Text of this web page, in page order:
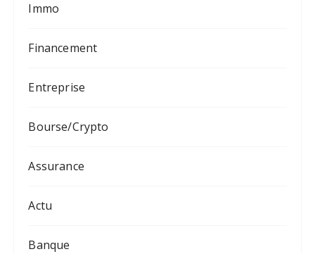
Immo
Financement
Entreprise
Bourse/Crypto
Assurance
Actu
Banque